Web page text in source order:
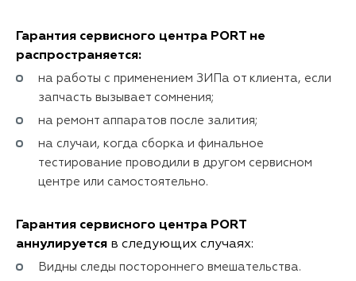
Гарантия сервисного центра PORT не
распространяется:
на работы с применением ЗИПа от клиента, если
запчасть вызывает сомнения;
на ремонт аппаратов после залития;
на случаи, когда сборка и финальное
тестирование проводили в другом сервисном
центре или самостоятельно.
Гарантия сервисного центра PORT
аннулируется в следующих случаях:
Видны следы постороннего вмешательства.